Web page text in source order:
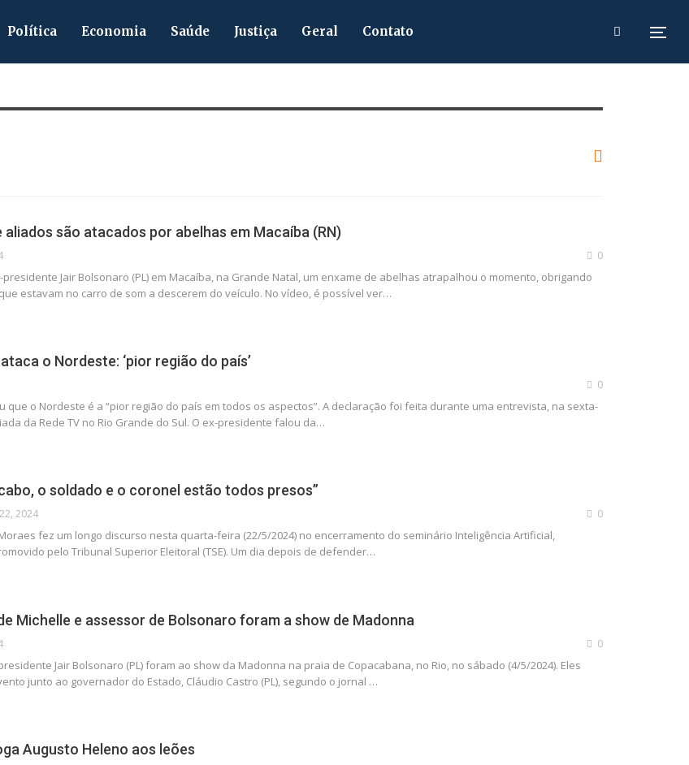
Política Economia Saúde Justiça Geral Contato
aliados são atacados por abelhas em Macaíba (RN)
0
Jair Bolsonaro (PL) em Macaíba, na Grande Natal, um enxame de abelhas atrapalhou o momento, obrigando
estavam no carro de som a descerem do veículo. No vídeo, é possível ver…
o Nordeste: ‘pior região do país’
0
que o Nordeste é a “pior região do país em todos os aspectos”. A declaração foi feita durante uma entrevista, na sexta-
da Rede TV no Rio Grande do Sul. O ex-presidente falou da…
o soldado e o coronel estão todos presos”
2024 0
fez um longo discurso nesta quarta-feira (22/5/2024) no encerramento do seminário Inteligência Artificial,
pelo Tribunal Superior Eleitoral (TSE). Um dia depois de defender…
Michelle e assessor de Bolsonaro foram a show de Madonna
0
Jair Bolsonaro (PL) foram ao show da Madonna na praia de Copacabana, no Rio, no sábado (4/5/2024). Eles
junto ao governador do Estado, Cláudio Castro (PL), segundo o jornal …
Augusto Heleno aos leões